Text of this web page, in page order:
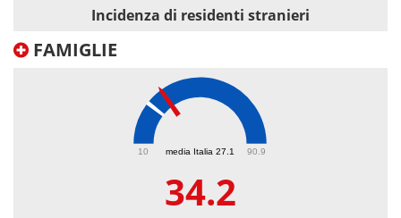
Incidenza di residenti stranieri
FAMIGLIE
media Italia 27.1
10 90.9
34.2